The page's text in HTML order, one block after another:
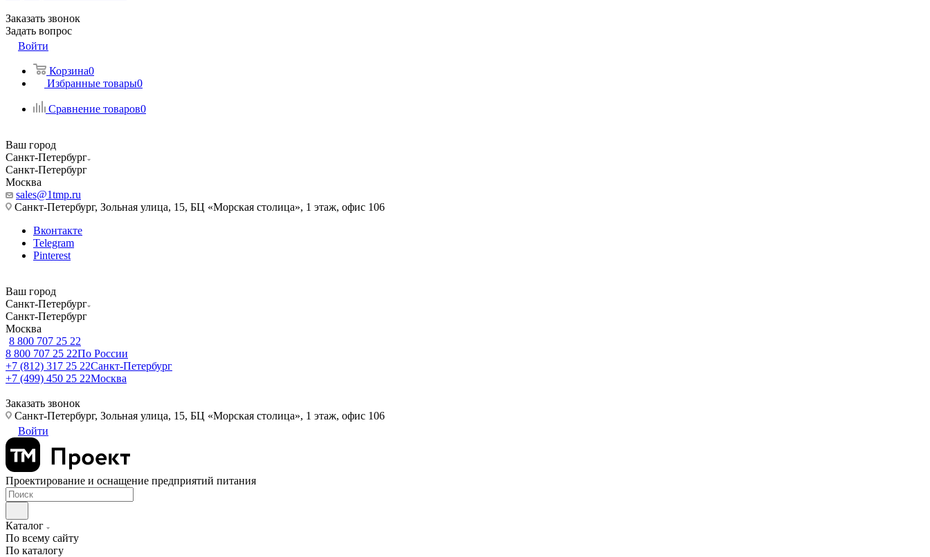
Заказать звонок
Задать вопрос
Войти
Корзина0
Избранные товары0
Сравнение товаров0
Ваш город
Санкт-Петербург
Санкт-Петербург
Москва
sales@1tmp.ru
Санкт-Петербург, Зольная улица, 15, БЦ «Морская столица», 1 этаж, офис 106
Вконтакте
Telegram
Pinterest
Ваш город
Санкт-Петербург
Санкт-Петербург
Москва
8 800 707 25 22
8 800 707 25 22По России
+7 (812) 317 25 22Санкт-Петербург
+7 (499) 450 25 22Москва
Заказать звонок
Санкт-Петербург, Зольная улица, 15, БЦ «Морская столица», 1 этаж, офис 106
Войти
Проектирование и оснащение предприятий питания
Каталог
По всему сайту
По каталогу